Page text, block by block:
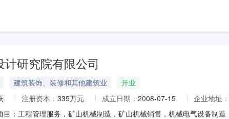
计研究院有限公司
建筑装饰、装修和其他建筑业
开业
注册资本： 335万元 成立日期： 2008-07-15 企业地址：